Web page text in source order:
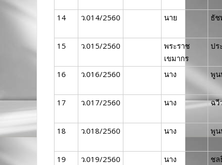
14 ว.014/2560 นาย ธัช
15 ว.015/2560
พระราช
เขมากร
ปร
16 ว.016/2560 นาง พูน
17 ว.017/2560 นาง ฉวี
18 ว.018/2560 นาง พูน
19 ว.019/2560 นาง
ชล